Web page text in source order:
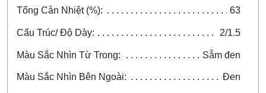
Tổng Cản Nhiệt (%): 63
Cấu Trúc/ Độ Dày: 2/1.5
Màu Sắc Nhìn Từ Trong: Sẫm đen
Màu Sắc Nhìn Bên Ngoài: Đen